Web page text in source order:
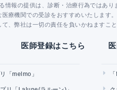
報の提供は、診断・治療行為ではあり
療機関での受診をおすすめいたします。
、弊社は一切の責任を負いかねますこと
医師登録はこちら
「melmo」